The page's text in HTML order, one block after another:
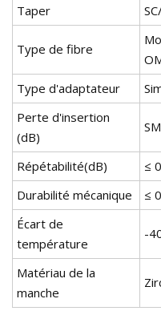
Taper
Type de fibre
Type d'adaptateur
Perte d'insertion
(dB)
Répétabilité(dB)
≤
Durabilité mécanique
≤
Écart de
température
-
Matériau de la
manche